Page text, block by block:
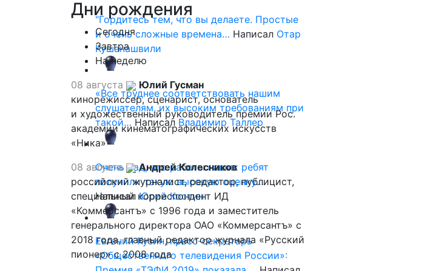
"Гордитесь тем, что вы делаете. Простые
и очень сложные времена… Написал Отар
Кушанашвили
«Все труднее соответствовать нашим
слушателям, их высоким требованиям при
такой… Написал Владимир Таллер
Очень рад, что работы наших ребят
получили такую высокую оценку…
НаписалЮрий Костин
Евгений Кузин, пресс-секретарь
«Общественного телевидения России»:
Дни рождения
Сегодня
Завтра
На неделю
08 августа
Юлий Гусман
кинорежиссер, сценарист, основатель
и художественный руководитель премии Рос.
академии кинематографических искусств
«Ника»
08 августа
Андрей Колесников
российский журналист, редактор, публицист,
специальный корреспондент ИД
«Коммерсантъ» с 1996 года и заместитель
генерального директора ОАО «Коммерсантъ» с
2018 года, главный редактор журнала «Русский
пионер» с 2008 года